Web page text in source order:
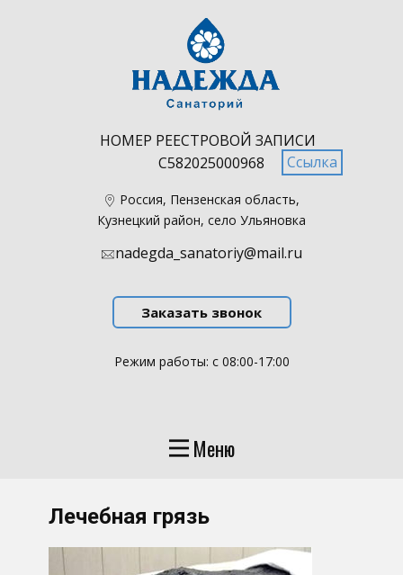
НОМЕР РЕЕСТРОВОЙ ЗАПИСИ
С582025000968
Ссылка
​Россия, Пензенская область,
Кузнецкий район, село Ульяновка
nadegda_sanatoriy@mail.ru
Заказать звонок
Режим работы: с 08:00-17:00
Меню
Лечебная грязь